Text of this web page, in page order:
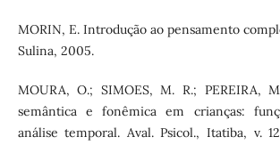
MORIN, E. Introdução ao pensamento
Sulina, 2005.
MOURA, O.; SIMOES, M. R.; PEREIRA,
semântica e fonêmica em crianças:
análise temporal. Aval. Psicol., Itatiba, v.